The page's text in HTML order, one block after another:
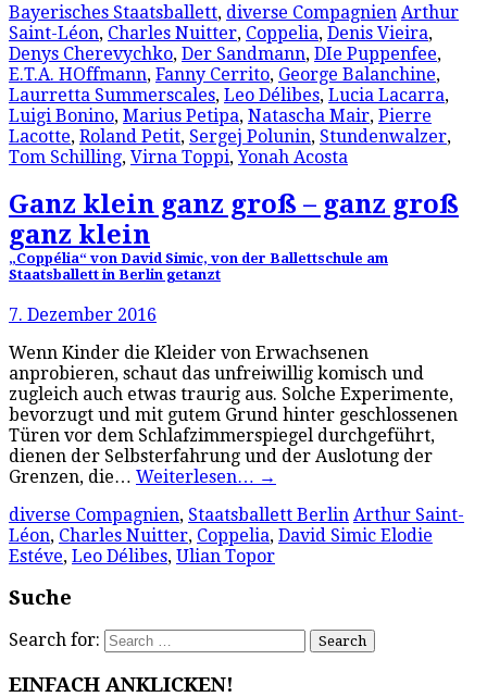
Bayerisches Staatsballett, diverse Compagnien Arthur
Saint-Léon, Charles Nuitter, Coppelia, Denis Vieira,
Denys Cherevychko, Der Sandmann, DIe Puppenfee,
E.T.A. HOffmann, Fanny Cerrito, George Balanchine,
Laurretta Summerscales, Leo Délibes, Lucia Lacarra,
Luigi Bonino, Marius Petipa, Natascha Mair, Pierre
Lacotte, Roland Petit, Sergej Polunin, Stundenwalzer,
Tom Schilling, Virna Toppi,Yonah Acosta
Ganz klein ganz groß – ganz groß
ganz klein
„Coppélia“ von David Simic, von der Ballettschule am
Staatsballett in Berlin getanzt
7. Dezember 2016
Wenn Kinder die Kleider von Erwachsenen
anprobieren, schaut das unfreiwillig komisch und
zugleich auch etwas traurig aus. Solche Experimente,
bevorzugt und mit gutem Grund hinter geschlossenen
Türen vor dem Schlafzimmerspiegel durchgeführt,
dienen der Selbsterfahrung und der Auslotung der
Grenzen, die… Weiterlesen… →
diverse Compagnien, Staatsballett Berlin Arthur Saint-
Léon, Charles Nuitter, Coppelia, David Simic Elodie
Estéve, Leo Délibes, Ulian Topor
Suche
Search for:
EINFACH ANKLICKEN!